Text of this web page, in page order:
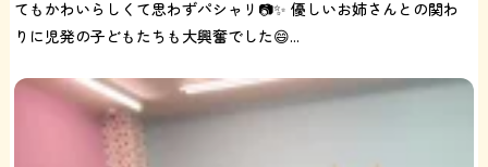
てもかわいらしくて思わずパシャリ📷✨ 優しいお姉さんとの関わ
りに児発の子どもたちも大興奮でした😄...